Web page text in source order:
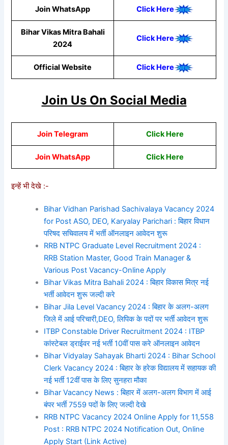
Join WhatsApp ClickHere
Bihar Vikas Mitra Bahali
2024
Click Here
Official Website Click Here
Join Us On Social Media
Join Telegram Click Here
Join WhatsApp ClickHere
इन्हें भी देखे :-
Bihar Vidhan Parishad Sachivalaya Vacancy 2024
for Post ASO, DEO, Karyalay Parichari : बिहार विधान
परिषद सचिवालय में भर्ती ऑनलाइन आवेदन शुरू
RRB NTPC Graduate Level Recruitment 2024 :
RRB Station Master, Good Train Manager &
Various Post Vacancy-Online Apply
Bihar Vikas Mitra Bahali 2024 : बिहार विकास मित्र नई
भर्ती आवेदन शुरू जल्दी करे
Bihar Jila Level Vacancy 2024 : बिहार के अलग-अलग
जिले में आई परिचारी,DEO, लिपिक के पदों पर भर्ती आवेदन शुरू
ITBP Constable Driver Recruitment 2024 : ITBP
कांस्टेबल ड्राईवर नई भर्ती 10वीं पास करे ऑनलाइन आवेदन
Bihar Vidyalay Sahayak Bharti 2024 : Bihar School
Clerk Vacancy 2024 : बिहार के हरेक विद्यालय में सहायक की
नई भर्ती 12वीं पास के लिए सुनहरा मौका
Bihar Vacancy News : बिहार में अलग-अलग विभाग में आई
बंपर भर्ती 7559 पदों के लिए जल्दी देखे
RRB NTPC Vacancy 2024 Online Apply for 11,558
Post : RRB NTPC 2024 Notification Out, Online
Apply Start (Link Active)